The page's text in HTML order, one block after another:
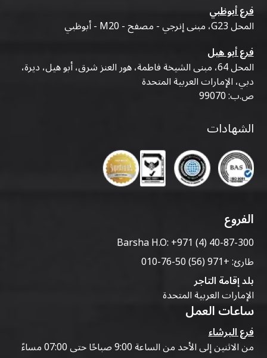
فرع أبوظبي
المحل G23، مبنى إنرجي - مصفح - M20 - أبوظبي
فرع أبو هيل
المحل 64، مبنى الشيخة فاطمة، هور العنز شرق، أبو هيل، ديرة،
دبي، الإمارات العربية المتحدة
ص.ب: 99070
الشهادات
الفروع
Barsha H.O:+971 (4) 40-87-300
طارئ:+971 (56) 50-76-010
بلد إقامة التاجر
الإمارات العربية المتحدة
ساعات العمل
فرع البرشاء
من الاثنين إلى الأحد من الساعة 9:00 صباحًا حتى 07:00 مساءً